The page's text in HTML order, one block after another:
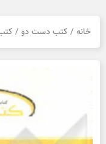
خانه / کتب دست دو /